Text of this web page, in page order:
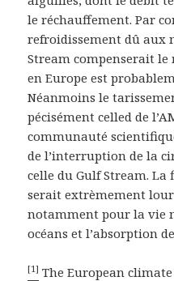
le réchauffement. Par
refroidissement dû aux
Stream compenserait
en Europe est
Néanmoins le
pécisément celled de
communauté
de l’interruption de la
celle du Gulf Stream.
serait extrèmement
notamment pour la vie
océans et l’absorption de
[1] The European